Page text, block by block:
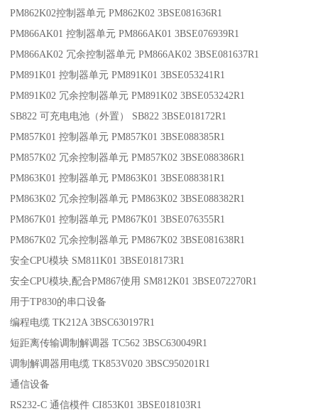
PM862K02控制器单元 PM862K02 3BSE081636R1
PM866AK01 控制器单元 PM866AK01 3BSE076939R1
PM866AK02 冗余控制器单元 PM866AK02 3BSE081637R1
PM891K01 控制器单元 PM891K01 3BSE053241R1
PM891K02 冗余控制器单元 PM891K02 3BSE053242R1
SB822 可充电电池（外置） SB822 3BSE018172R1
PM857K01 控制器单元 PM857K01 3BSE088385R1
PM857K02 冗余控制器单元 PM857K02 3BSE088386R1
PM863K01 控制器单元 PM863K01 3BSE088381R1
PM863K02 冗余控制器单元 PM863K02 3BSE088382R1
PM867K01 控制器单元 PM867K01 3BSE076355R1
PM867K02 冗余控制器单元 PM867K02 3BSE081638R1
安全CPU模块 SM811K01 3BSE018173R1
安全CPU模块,配合PM867使用 SM812K01 3BSE072270R1
用于TP830的串口设备
编程电缆 TK212A 3BSC630197R1
短距离传输调制解调器 TC562 3BSC630049R1
调制解调器用电缆 TK853V020 3BSC950201R1
通信设备
RS232-C 通信模件 CI853K01 3BSE018103R1